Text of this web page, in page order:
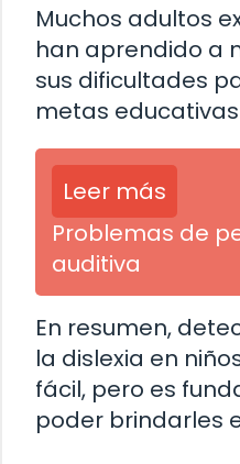
Muchos adultos
han aprendido a
sus dificultades
metas
Leer más
Problemas de
auditiva
En resumen,
la dislexia en
fácil, pero es
poder brindarles